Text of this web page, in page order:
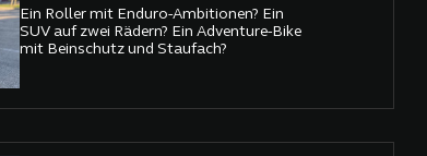
Ein Roller mit Enduro-Ambitionen? Ein
SUV auf zwei Rädern? Ein Adventure-Bike
mit Beinschutz und Staufach?